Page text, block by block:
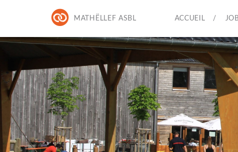
MATHËLLEF ASBL ACCUEIL